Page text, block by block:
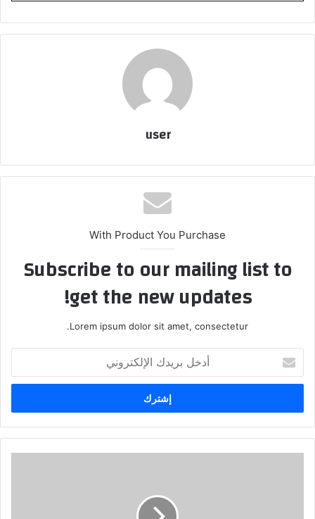
user
With Product You Purchase
Subscribe to our mailing list to
get the new updates!
Lorem ipsum dolor sit amet, consectetur.
بريدك
الإلكتروني